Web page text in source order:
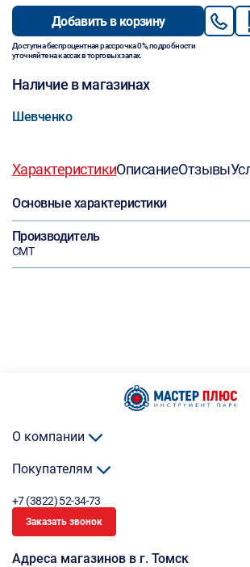
Добавить в корзину
Доступна беспроцентная рассрочка 0%, подробности
уточняйте на кассах в торговых залах.
Наличие в магазинах
Шевченко
ХарактеристикиОписаниеОтзывы
Основные характеристики
Производитель
CMT
О компании
Покупателям
+7 (3822) 52-34-73
Заказать звонок
Адреса магазинов в г. Томск